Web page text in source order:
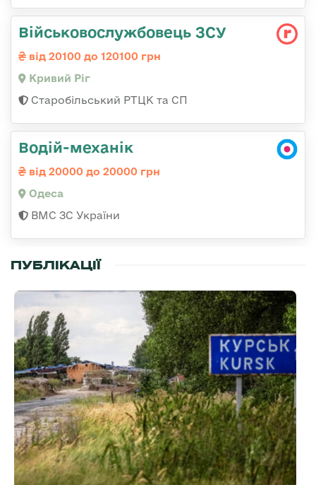
Військовослужбовець ЗСУ
від 20100 до 120100 грн
Кривий Ріг
Старобільський РТЦК та СП
Водій-механік
від 20000 до 20000 грн
Одеса
ВМС ЗС України
ПУБЛІКАЦІЇ